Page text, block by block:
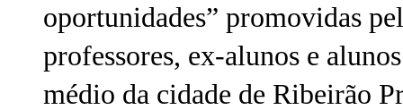
oportunidades” promovidas
professores, ex-alunos e
médio da cidade de Ribeirão